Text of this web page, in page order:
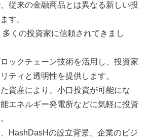
従来の金融商品とは異なる新しい投
す。
くの投資家に信頼されてきまし
ックチェーン技術を活用し、投資家
ティと透明性を提供します。
資産により、小口投資が可能にな
エネルギー発電所などに気軽に投資
HashDasHの設立背景、企業のビジ